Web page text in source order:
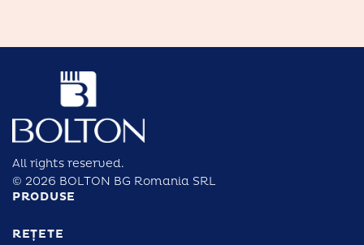
All rights reserved.
© 2026 BOLTON BG Romania SRL
PRODUSE
REȚETE